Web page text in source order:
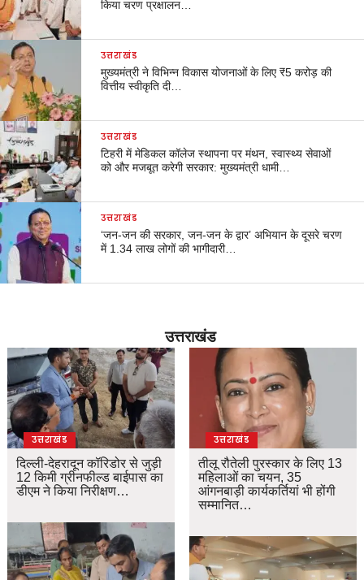
किया चरण प्रक्षालन…
उत्तराखंड
मुख्यमंत्री ने विभिन्न विकास योजनाओं के लिए ₹5 करोड़ की
वित्तीय स्वीकृति दी…
उत्तराखंड
टिहरी में मेडिकल कॉलेज स्थापना पर मंथन, स्वास्थ्य सेवाओं
को और मजबूत करेगी सरकार: मुख्यमंत्री धामी…
उत्तराखंड
‘जन-जन की सरकार, जन-जन के द्वार’ अभियान के दूसरे चरण
में 1.34 लाख लोगों की भागीदारी…
उत्तराखंड
उत्तराखंड
दिल्ली-देहरादून कॉरिडोर से जुड़ी
12 किमी ग्रीनफील्ड बाईपास का
डीएम ने किया निरीक्षण…
उत्तराखंड
तीलू रौतेली पुरस्कार के लिए 13
महिलाओं का चयन, 35
आंगनबाड़ी कार्यकर्तियां भी होंगी
सम्मानित…